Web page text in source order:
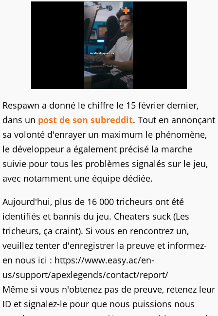
Respawn a donné le chiffre le 15 février dernier,
dans un post de son subreddit. Tout en annonçant
sa volonté d'enrayer un maximum le phénomène,
le développeur a également précisé la marche
suivie pour tous les problèmes signalés sur le jeu,
avec notamment une équipe dédiée.
Aujourd'hui, plus de 16 000 tricheurs ont été
identifiés et bannis du jeu. Cheaters suck (Les
tricheurs, ça craint). Si vous en rencontrez un,
veuillez tenter d'enregistrer la preuve et informez-
en nous ici : https://www.easy.ac/en-
us/support/apexlegends/contact/report/
Même si vous n'obtenez pas de preuve, retenez leur
ID et signalez-le pour que nous puissions nous